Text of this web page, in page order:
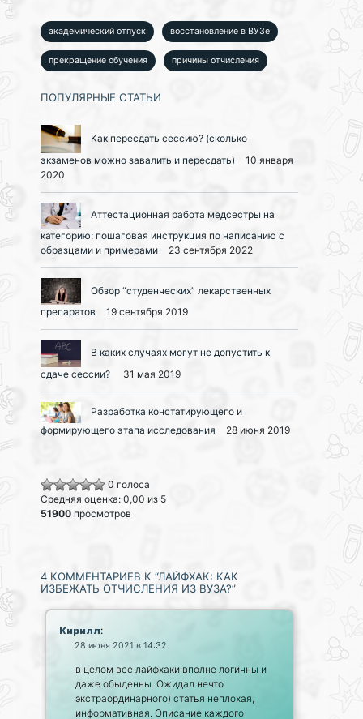
академический отпуск восстановление в ВУЗе
прекращение обучения причины отчисления
ПОПУЛЯРНЫЕ СТАТЬИ
Как пересдать сессию? (сколько
экзаменов можно завалить и пересдать)
10 января
2020
Аттестационная работа медсестры на
категорию: пошаговая инструкция по написанию с
образцами и примерами
23 сентября 2022
Обзор “студенческих” лекарственных
препаратов
19 сентября 2019
В каких случаях могут не допустить к
сдаче сессии?
31 мая 2019
Разработка констатирующего и
формирующего этапа исследования
28 июня 2019
0 голоса
Средняя оценка: 0,00 из 5
51900 просмотров
4 КОММЕНТАРИЕВ К “ЛАЙФХАК: КАК
ИЗБЕЖАТЬ ОТЧИСЛЕНИЯ ИЗ ВУЗА?”
Кирилл:
28 июня 2021 в 14:32
в целом все лайфхаки вполне логичны и
даже обыденны. Ожидал нечто
экстраординарного) статья неплохая,
информативная. Описание каждого